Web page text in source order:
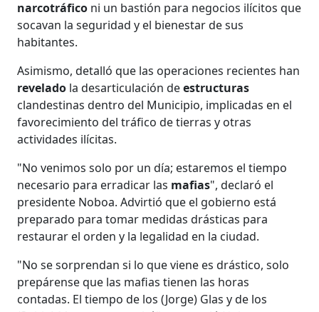
narcotráfico ni un bastión para negocios ilícitos que
socavan la seguridad y el bienestar de sus
habitantes.
Asimismo, detalló que las operaciones recientes han
revelado la desarticulación deestructuras
clandestinas dentro del Municipio, implicadas en el
favorecimiento del tráfico de tierras y otras
actividades ilícitas.
"No venimos solo por un día; estaremos el tiempo
necesario para erradicar las mafias", declaró el
presidente Noboa. Advirtió que el gobierno está
preparado para tomar medidas drásticas para
restaurar el orden y la legalidad en la ciudad.
"No se sorprendan si lo que viene es drástico, solo
prepárense que las mafias tienen las horas
contadas. El tiempo de los (Jorge) Glas y de los